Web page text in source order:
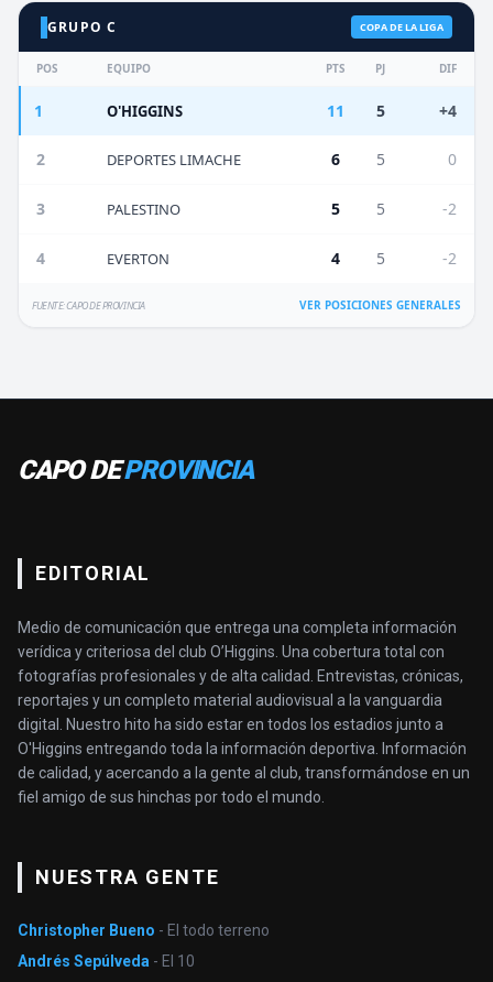
GRUPO C COPA DE LA LIGA
POS EQUIPO PTS PJ DIF
1 O'HIGGINS 11 5 +4
2 DEPORTES LIMACHE 6 5 0
3 PALESTINO 5 5 -2
4 EVERTON 4 5 -2
FUENTE: CAPO DE PROVINCIA VER POSICIONES GENERALES
CAPO DEPROVINCIA
EDITORIAL
Medio de comunicación que entrega una completa información
verídica y criteriosa del club O’Higgins. Una cobertura total con
fotografías profesionales y de alta calidad. Entrevistas, crónicas,
reportajes y un completo material audiovisual a la vanguardia
digital. Nuestro hito ha sido estar en todos los estadios junto a
O'Higgins entregando toda la información deportiva. Información
de calidad, y acercando a la gente al club, transformándose en un
fiel amigo de sus hinchas por todo el mundo.
NUESTRA GENTE
Christopher Bueno - El todo terreno
Andrés Sepúlveda - El 10